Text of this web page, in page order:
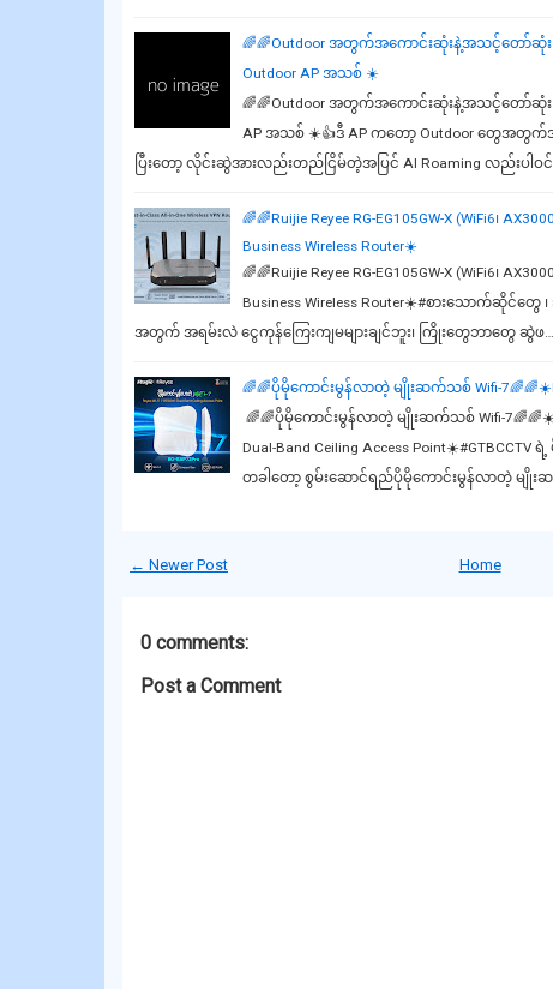
🌈🌈Outdoor အတွက်အကောင်းဆုံးနဲ့အသင့်တော်ဆုံး
Outdoor AP အသစ် ☀️
🌈🌈Outdoor အတွက်အကောင်းဆုံးနဲ့အသင့်တော်ဆုံး
AP အသစ် ☀️👍ဒီ AP ကတော့ Outdoor တွေ
ပြီးတော့ လိုင်းဆွဲအားလည်းတည်ငြိမ်တဲ့အပြင် AI Roaming လည်းပါ
🌈🌈Ruijie Reyee RG-EG105GW-X (WiFi6၊
Business Wireless Router☀️
🌈🌈Ruijie Reyee RG-EG105GW-X (WiFi6၊
Business Wireless Router☀️#စားသောက်ဆို
အတွက် အရမ်းလဲ ငွေကုန်ကြေးကျမများချင်ဘူး၊ ကြိုးတွေဘာတွေ ဆွဲဖ…
🌈🌈ပိုမိုကောင်းမွန်လာတဲ့ မျိုးဆက်သစ် Wifi-
🌈🌈ပိုမိုကောင်းမွန်လာတဲ့ မျိုးဆက်သစ် Wifi-
Dual-Band Ceiling Access Point☀️#GTBCCTV
တခါတော့ စွမ်းဆောင်ရည်ပိုမိုကောင်းမွန်လာတဲ့ မျိုး
← Newer Post Home
0 comments:
Post a Comment